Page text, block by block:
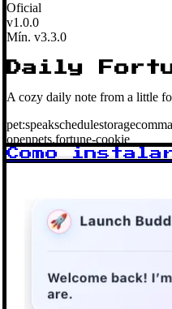
Oficial
v1.0.0
Mín. v3.3.0
Daily
A cozy daily note from a little
pet:speakschedulestorage
openpets.fortune-cookie
Como